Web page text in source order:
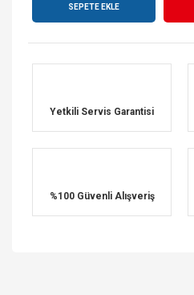
SEPETE EKLE
Yetkili Servis Garantisi
%100 Güvenli Alışveriş